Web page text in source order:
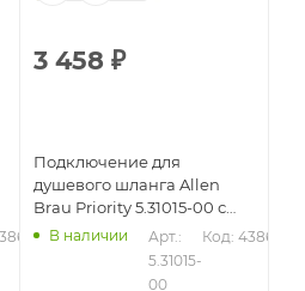
3 458 ₽
Подключение для
душевого шланга Allen
Brau Priority 5.31015-00 с
держателем, хром
В наличии
Арт.:
5.31015-
00
Код: 43861